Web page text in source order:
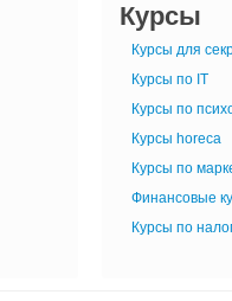
Курсы
Курсы для
Курсы по IT
Курсы по
Курсы horeca
Курсы по
Финансовые
Курсы по